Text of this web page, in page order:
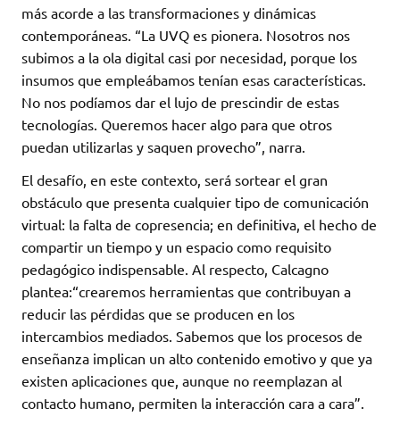
más acorde a las transformaciones y dinámicas
contemporáneas. “La UVQ es pionera. Nosotros nos
subimos a la ola digital casi por necesidad, porque los
insumos que empleábamos tenían esas características.
No nos podíamos dar el lujo de prescindir de estas
tecnologías. Queremos hacer algo para que otros
puedan utilizarlas y saquen provecho”, narra.
El desafío, en este contexto, será sortear el gran
obstáculo que presenta cualquier tipo de comunicación
virtual: la falta de copresencia; en definitiva, el hecho de
compartir un tiempo y un espacio como requisito
pedagógico indispensable. Al respecto, Calcagno
plantea:“crearemos herramientas que contribuyan a
reducir las pérdidas que se producen en los
intercambios mediados. Sabemos que los procesos de
enseñanza implican un alto contenido emotivo y que ya
existen aplicaciones que, aunque no reemplazan al
contacto humano, permiten la interacción cara a cara”.